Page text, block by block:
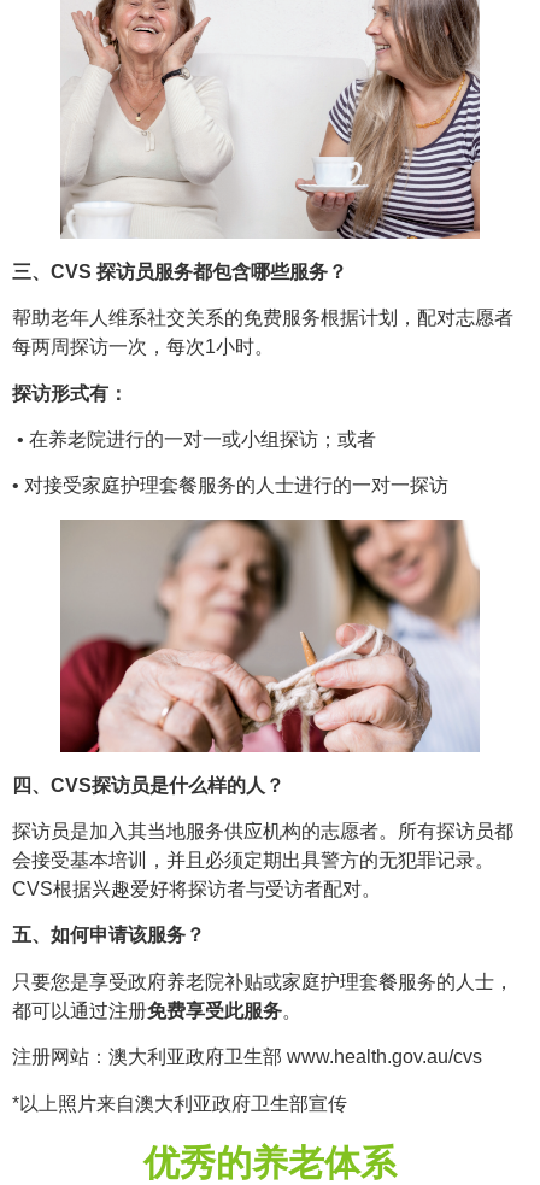
三、CVS 探访员服务都包含哪些服务？
帮助老年人维系社交关系的免费服务根据计划，配对志愿者
每两周探访一次，每次1小时。
探访形式有：
• 在养老院进行的一对一或小组探访；或者
• 对接受家庭护理套餐服务的人士进行的一对一探访
四、CVS探访员是什么样的人？
探访员是加入其当地服务供应机构的志愿者。所有探访员都
会接受基本培训，并且必须定期出具警方的无犯罪记录。
CVS根据兴趣爱好将探访者与受访者配对。
五、如何申请该服务？
只要您是享受政府养老院补贴或家庭护理套餐服务的人士，
都可以通过注册免费享受此服务。
注册网站：澳大利亚政府卫生部 www.health.gov.au/cvs
*以上照片来自澳大利亚政府卫生部宣传
优秀的养老体系